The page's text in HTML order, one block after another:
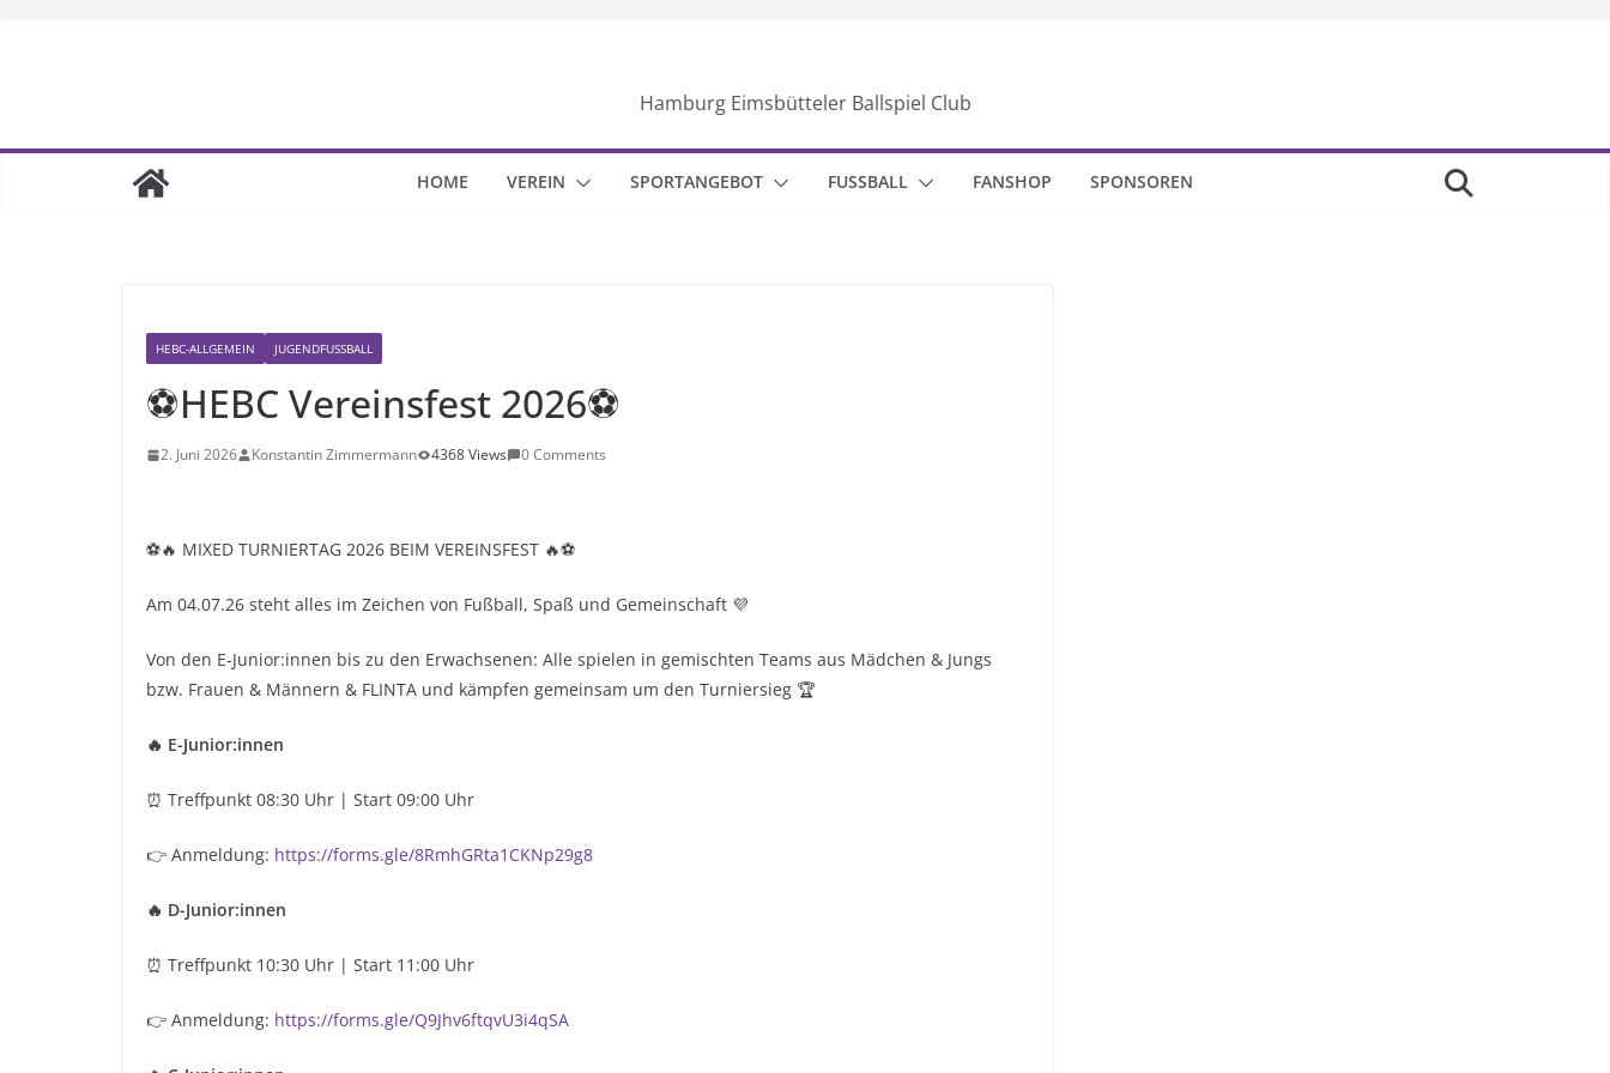
Hamburg Eimsbütteler Ballspiel Club
HOME VEREIN SPORTANGEBOT FUSSBALL FANSHOP SPONSOREN
HEBC-ALLGEMEIN JUGENDFUSSBALL
⚽HEBC Vereinsfest 2026⚽
2. Juni 2026 Konstantin Zimmermann 4368 Views 0 Comments
⚽🔥 MIXED TURNIERTAG 2026 BEIM VEREINSFEST 🔥⚽
Am 04.07.26 steht alles im Zeichen von Fußball, Spaß und Gemeinschaft 💜
Von den E-Junior:innen bis zu den Erwachsenen: Alle spielen in gemischten Teams aus Mädchen & Jungs
bzw. Frauen & Männern & FLINTA und kämpfen gemeinsam um den Turniersieg 🏆
🔥 E-Junior:innen
⏰ Treffpunkt 08:30 Uhr | Start 09:00 Uhr
👉 Anmeldung: https://forms.gle/8RmhGRta1CKNp29g8
🔥 D-Junior:innen
⏰ Treffpunkt 10:30 Uhr | Start 11:00 Uhr
👉 Anmeldung: https://forms.gle/Q9Jhv6ftqvU3i4qSA